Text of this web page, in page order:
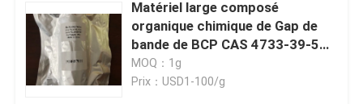
Matériel large composé
organique chimique de Gap de
bande de BCP CAS 4733-39-5
Oled
MOQ：1g
Prix：USD1-100/g